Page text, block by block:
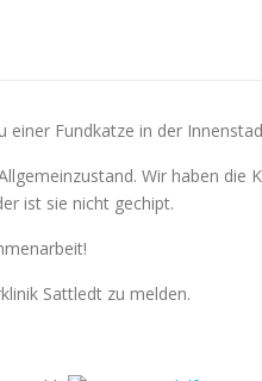
einer Fundkatze in der
Wir haben die
ist sie nicht gechipt.
Sattledt zu melden.